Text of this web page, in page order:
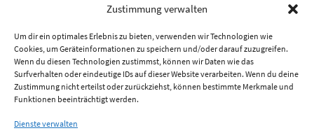
Zustimmung verwalten
Um dir ein optimales Erlebnis zu bieten, verwenden wir Technologien wie
Cookies, um Geräteinformationen zu speichern und/oder darauf zuzugreifen.
Wenn du diesen Technologien zustimmst, können wir Daten wie das
Surfverhalten oder eindeutige IDs auf dieser Website verarbeiten. Wenn du deine
Zustimmung nicht erteilst oder zurückziehst, können bestimmte Merkmale und
Funktionen beeinträchtigt werden.
Dienste verwalten